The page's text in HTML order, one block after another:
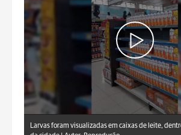
Larvas foram visualizadas em caixas de leite,